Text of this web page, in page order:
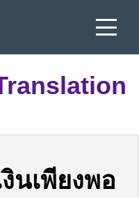
นเพียงพอ